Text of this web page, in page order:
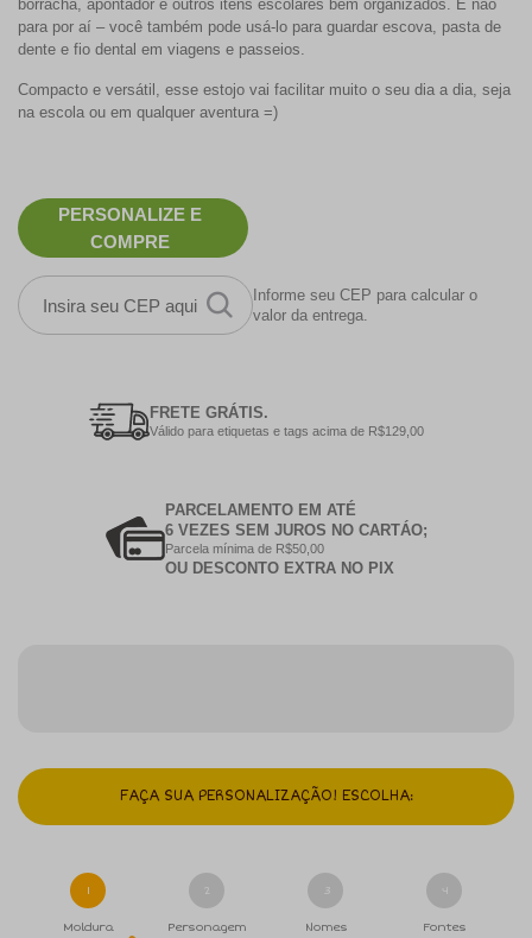
borracha, apontador e outros itens escolares bem organizados. E não
para por aí – você também pode usá-lo para guardar escova, pasta de
dente e fio dental em viagens e passeios.
Compacto e versátil, esse estojo vai facilitar muito o seu dia a dia, seja
na escola ou em qualquer aventura =)
PERSONALIZE E
COMPRE
Informe seu CEP para calcular o
valor da entrega.
FRETE GRÁTIS.
Válido para etiquetas e tags acima de R$129,00
PARCELAMENTO EM ATÉ
6 VEZES SEM JUROS NO CARTÁO;
Parcela mínima de R$50,00
OU DESCONTO EXTRA NO PIX
FAÇA SUA PERSONALIZAÇÃO! ESCOLHA:
1
Moldura
2
Personagem
3
Nomes
4
Fontes